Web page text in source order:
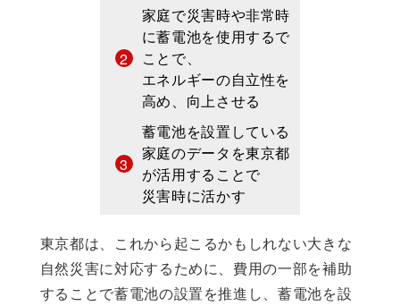
家庭で災害時や非常時
に蓄電池を使用するで
ことで、
エネルギーの自立性を
高め、向上させる
蓄電池を設置している
家庭のデータを東京都
が活用することで
災害時に活かす
東京都は、これから起こるかもしれない大きな
自然災害に対応するために、費用の一部を補助
することで蓄電池の設置を推進し、蓄電池を設